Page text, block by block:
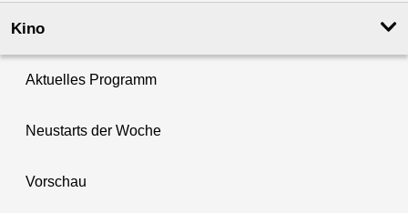
Kino
Aktuelles Programm
Neustarts der Woche
Vorschau